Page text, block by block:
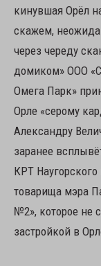
кинувшая Орёл
скажем,
через череду
домиком» ООО
Омега Парк»
Орле «серому
Александру
заранее
КРТ
товарища мэра
№2», которое не
застройкой в